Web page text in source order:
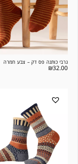
גרבי כותנה פס דק – צבע חמרה
₪32.00